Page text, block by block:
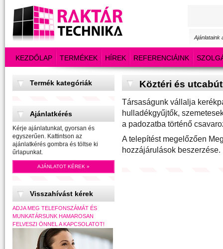
Ajánlataink
KEZDŐLAP TERMÉKEK HÍREK REFERENCIÁINK
Termék kategóriák
Ajánlatkérés
Kérje ajánlatunkat, gyorsan és
egyszerűen. Kattintson az
ajánlatkérés gombra és töltse ki
űrlapunkat.
AJÁNLATOT KÉREK »
Visszahívást kérek
ADJA MEG TELEFONSZÁMÁT ÉS
MUNKATÁRSUNK HAMAROSAN
FELVESZI ÖNNEL A KAPCSOLATOT!
Köztéri és
Társaságunk vállalja
hulladékgyűjtők,
a padozatba történő
A telepítést megelőzően
hozzájárulások beszerzése.